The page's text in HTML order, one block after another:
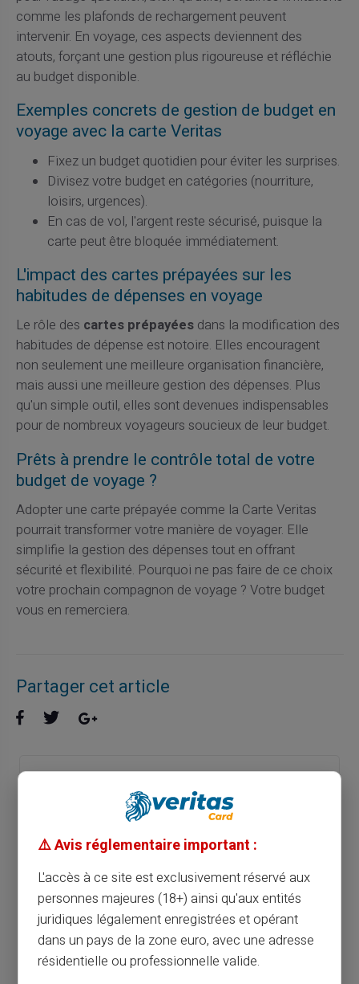
comme les plafonds de rechargement peuvent
intervenir. En voyage, ces aspects deviennent des
atouts, forçant une gestion plus rigoureuse et réfléchie
au budget disponible.
Exemples concrets de gestion de budget en
voyage avec la carte Veritas
Fixez un budget quotidien pour éviter les surprises.
Divisez votre budget en catégories (nourriture,
loisirs, urgences).
En cas de vol, l'argent reste sécurisé, puisque la
carte peut être bloquée immédiatement.
L'impact des cartes prépayées sur les
habitudes de dépenses en voyage
Le rôle des cartes prépayéesdans la modification des
habitudes de dépense est notoire. Elles encouragent
non seulement une meilleure organisation financière,
mais aussi une meilleure gestion des dépenses. Plus
qu'un simple outil, elles sont devenues indispensables
pour de nombreux voyageurs soucieux de leur budget.
Prêts à prendre le contrôle total de votre
budget de voyage ?
Adopter une carte prépayée comme la Carte Veritas
pourrait transformer votre manière de voyager. Elle
simplifie la gestion des dépenses tout en offrant
sécurité et flexibilité. Pourquoi ne pas faire de ce choix
votre prochain compagnon de voyage ? Votre budget
vous en remerciera.
Partager cet article
avec une carte prépayée
Article précédent
Optimisez votre budget de vacances avec
une carte prépayée
⚠️ Avis réglementaire important :
L'accès à ce site est exclusivement réservé aux
personnes majeures (18+) ainsi qu'aux entités
juridiques légalement enregistrées et opérant
dans un pays de la zone euro, avec une adresse
résidentielle ou professionnelle valide.